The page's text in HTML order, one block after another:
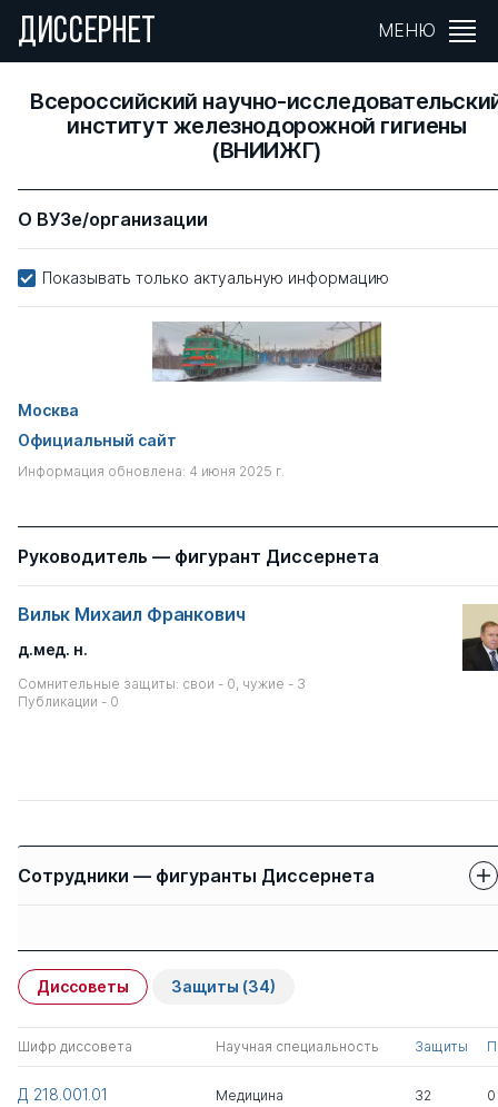
ДИССЕРНЕТ МЕНЮ
Всероссийский научно-
институт железнодорожной гигиены
(ВНИИЖГ)
О ВУЗе/организации
Показывать только актуальную информацию
Москва
Официальный сайт
Информация обновлена: 4 июня 2025 г.
Руководитель — фигурант Диссернета
Вильк Михаил Франкович
д.мед. н.
Сомнительные защиты: свои - 0, чужие - 3
Публикации - 0
Сотрудники — фигуранты Диссернета
Комаров Юрий
Михайлович
Диссоветы Защиты (34)
Шифр диссовета Научная специальность Защиты
Д 218.001.01 Медицина 32 0